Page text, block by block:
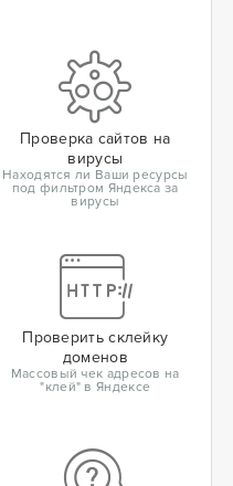
Проверка сайтов на
вирусы
Находятся ли Ваши ресурсы
под фильтром Яндекса за
вирусы
Проверить склейку
доменов
Массовый чек адресов на
"клей" в Яндексе